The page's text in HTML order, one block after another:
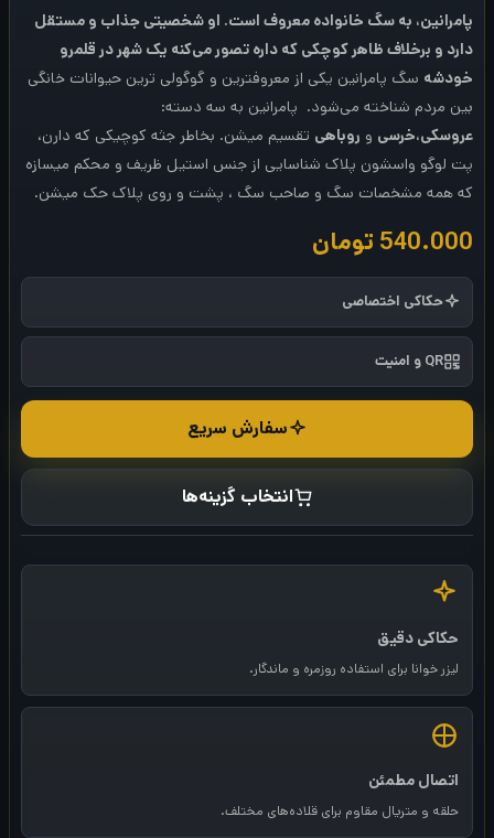
پامرانین، به سگ خانواده معروف است. او شخصیتی جذاب و مستقل
دارد و برخلاف ظاهر کوچکی که داره تصور می‌کنه یک شهر در قلمرو
خودشه سگ پامرانین یکی از معروفترین و گوگولی ترین حیوانات خانگی
بین مردم شناخته می‌شود. پامرانین به سه دسته:
عروسکی،خرسی و روباهی تقسیم میشن. بخاطر جثه کوچیکی که دارن،
پت لوگو واسشون پلاک شناسایی از جنس استیل ظریف و محکم میسازه
که همه مشخصات سگ و صاحب سگ ، پشت و روی پلاک حک میشن.
540.000 تومان
حکاکی اختصاصی
QR و امنیت
سفارش سریع
انتخاب گزینه‌ها
حکاکی دقیق
لیزر خوانا برای استفاده روزمره و ماندگار.
اتصال مطمئن
حلقه و متریال مقاوم برای قلاده‌های مختلف.